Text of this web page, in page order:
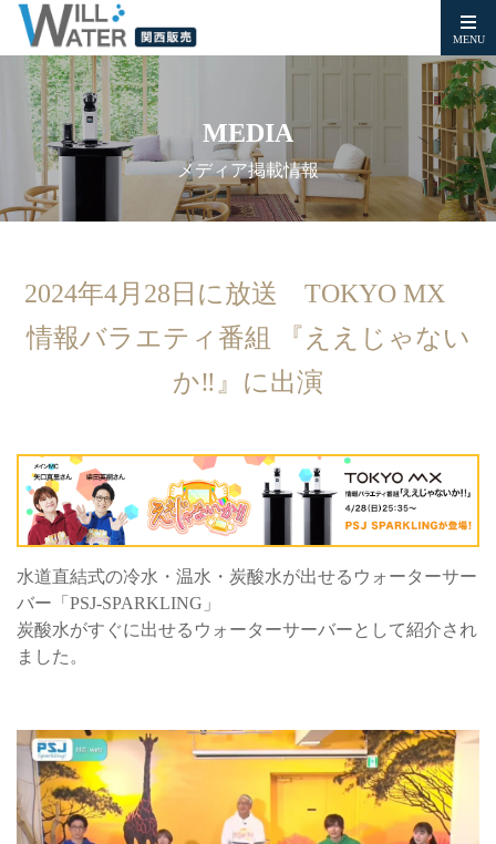
MENU
MEDIA
メディア掲載情報
2024年4月28日に放送 TOKYO MX
情報バラエティ番組 『ええじゃない
か‼︎』に出演
水道直結式の冷水・温水・炭酸水が出せるウォーターサー
バー「PSJ-SPARKLING」
炭酸水がすぐに出せるウォーターサーバーとして紹介され
ました。